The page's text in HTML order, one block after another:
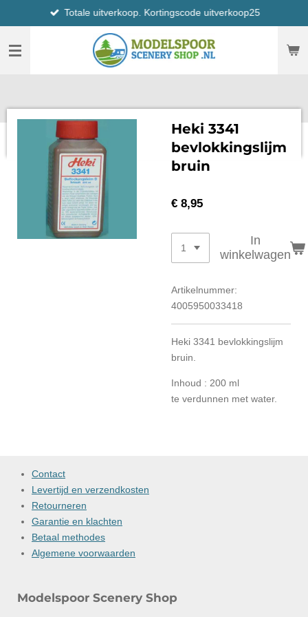
direct
naar
hoofdinhoud
Totale uitverkoop. Kortingscode uitverkoop25
Heki 3341
bevlokkingslijm
bruin
€ 8,95
In
winkelwagen
Artikelnummer:
4005950033418
Heki 3341 bevlokkingslijm
bruin.
Inhoud : 200 ml
te verdunnen met water.
Contact
Levertijd en verzendkosten
Retourneren
Garantie en klachten
Betaal methodes
Algemene voorwaarden
Modelspoor Scenery Shop